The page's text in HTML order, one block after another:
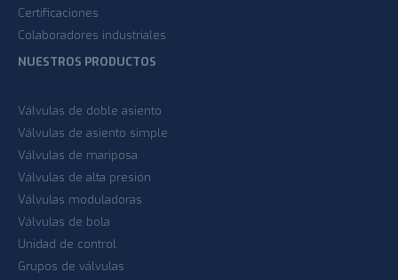
Certificaciones
Colaboradores industriales
NUESTROS PRODUCTOS
Válvulas de doble asiento
Válvulas de asiento simple
Válvulas de mariposa
Válvulas de alta presión
Válvulas moduladoras
Válvulas de bola
Unidad de control
Grupos de válvulas